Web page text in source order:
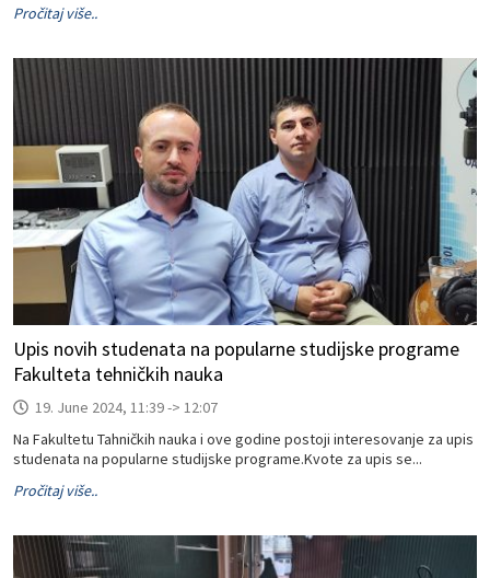
Pročitaj više..
Upis novih studenata na popularne studijske programe
Fakulteta tehničkih nauka
19. June 2024, 11:39 -> 12:07
Na Fakultetu Tahničkih nauka i ove godine postoji interesovanje za upis
studenata na popularne studijske programe.Kvote za upis se...
Pročitaj više..